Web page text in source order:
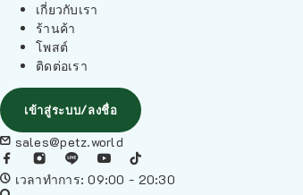
เกี่ยวกับเรา
ร้านค้า
โพสต์
ติดต่อเรา
เข้าสู่ระบบ/ลงชื่อ
sales@petz.world
เวลาทำการ: 09:00 - 20:30